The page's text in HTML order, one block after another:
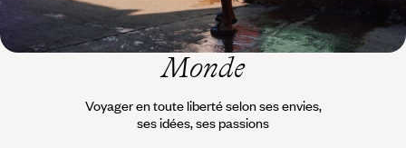
L’espritVoyageurs du
Monde
Voyager en toute liberté selon ses envies,
ses idées, ses passions